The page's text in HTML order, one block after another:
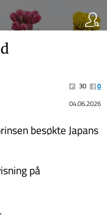
30
0
04.06.2026
besøkte Japans
på